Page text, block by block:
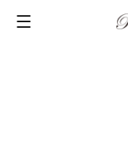
メニュー